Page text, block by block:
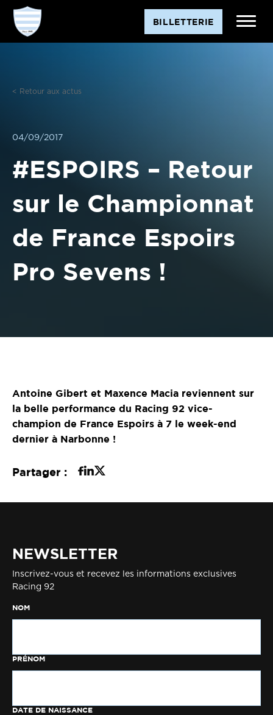
Aller
contenu
BILLETTERIE
< Retour aux actus
04/09/2017
#ESPOIRS – Retour
sur le Championnat
de France Espoirs
Pro Sevens !
Antoine Gibert et Maxence Macia reviennent sur
la belle performance du Racing 92 vice-
champion de France Espoirs à 7 le week-end
dernier à Narbonne !
Partager :
NEWSLETTER
Inscrivez-vous et recevez les informations exclusives
Racing 92
NOM
PRÉNOM
DATE DE NAISSANCE